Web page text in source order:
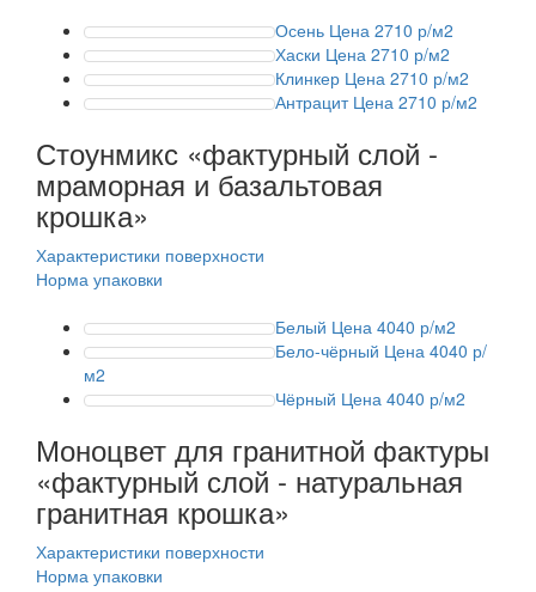
Осень Цена 2710 р/м2
Хаски Цена 2710 р/м2
Клинкер Цена 2710 р/м2
АнтрацитЦена 2710 р/м2
Стоунмикс «фактурный слой -
мраморная и базальтовая
крошка»
Характеристики поверхности
Норма упаковки
Белый Цена 4040 р/м2
Бело-чёрный Цена 4040 р/
м2
Чёрный Цена 4040 р/м2
Моноцвет для гранитной фактуры
«фактурный слой - натуральная
гранитная крошка»
Характеристики поверхности
Норма упаковки